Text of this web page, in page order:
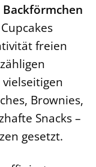
freien
Brownies,
Snacks –
gesetzt.